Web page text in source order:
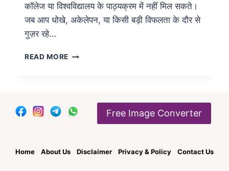
कॉलेज या विश्वविद्यालय के पाठ्यक्रम में नहीं मिल सकते।
जब आप धोखे, अकेलेपन, या किसी बड़ी विफलता के दौर से
गुज़र रहे…
READ MORE BEST
IN
HINDI
Free Image Converter
Home About Us Disclaimer Privacy & Policy Contact Us